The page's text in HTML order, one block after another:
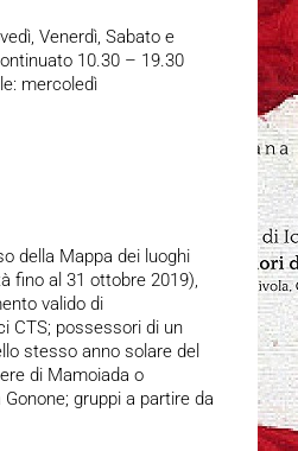
Venerdì, Sabato e
10.30 – 19.30
mercoledì
della Mappa dei luoghi
fino al 31 ottobre 2019),
valido di
CTS; possessori di un
stesso anno solare del
di Mamoiada o
Gonone; gruppi a partire da